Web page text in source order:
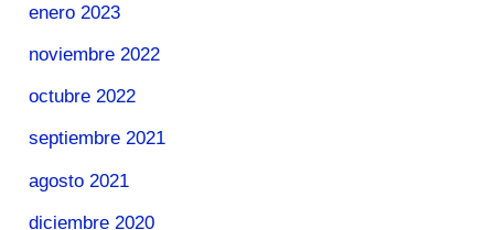
enero 2023
noviembre 2022
octubre 2022
septiembre 2021
agosto 2021
diciembre 2020